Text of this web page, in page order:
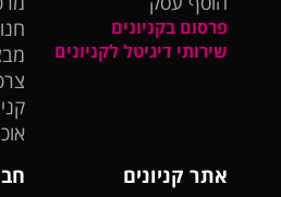
פרסום בקניונים
שירותי דיגיטל לקניונים
אתר קניונים